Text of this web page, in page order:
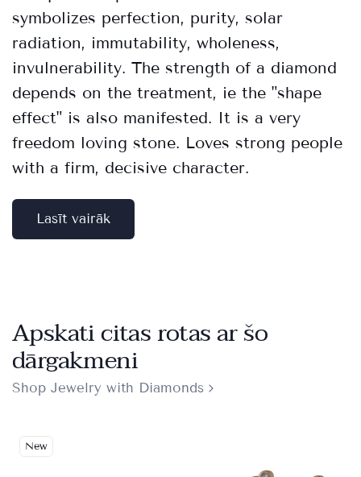
symbolizes perfection, purity, solar
radiation, immutability, wholeness,
invulnerability. The strength of a diamond
depends on the treatment, ie the "shape
effect" is also manifested. It is a very
freedom loving stone. Loves strong people
with a firm, decisive character.
Lasīt vairāk
Apskati citas rotas ar šo
dārgakmeni
Shop Jewelry with Diamonds
New